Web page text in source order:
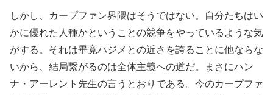
しかし、カープファン界隈はそうではない。自分たちはい
かに優れた人種かということの競争をやっているような気
がする。それは畢竟ハジメとの近さを誇ることに他ならな
いから、結局繋がるのは全体主義への道だ。まさにハン
ナ・アーレント先生の言うとおりである。今のカープファ